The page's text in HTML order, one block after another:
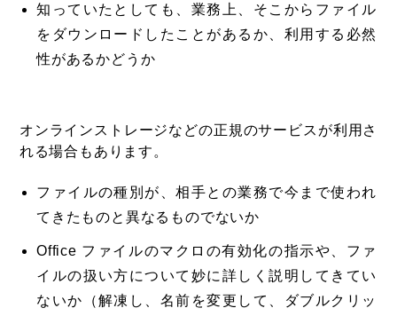
知っていたとしても、業務上、そこからファイル
をダウンロードしたことがあるか、利用する必然
性があるかどうか
オンラインストレージなどの正規のサービスが利用さ
れる場合もあります。
ファイルの種別が、相手との業務で今まで使われ
てきたものと異なるものでないか
Office ファイルのマクロの有効化の指示や、ファ
イルの扱い方について妙に詳しく説明してきてい
ないか（解凍し、名前を変更して、ダブルクリッ